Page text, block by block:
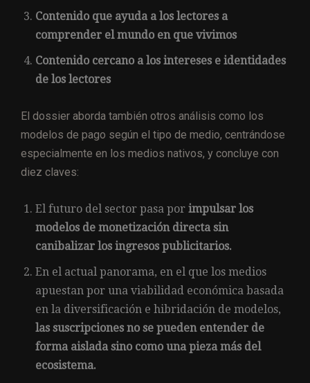
Contenido que ayuda a los lectores a
comprender el mundo en que vivimos
Contenido cercano a los intereses e identidades
de los lectores
El dossier aborda también otros análisis como los
modelos de pago según el tipo de medio, centrándose
especialmente en los medios nativos, y concluye con
diez claves:
El futuro del sector pasa por impulsar los
modelos de monetización directa sin
canibalizar los ingresos publicitarios.
En el actual panorama, en el que los medios
apuestan por una viabilidad económica basada
en la diversificación e hibridación de modelos,
las suscripciones no se pueden entender de
forma aislada sino como una pieza más del
ecosistema.